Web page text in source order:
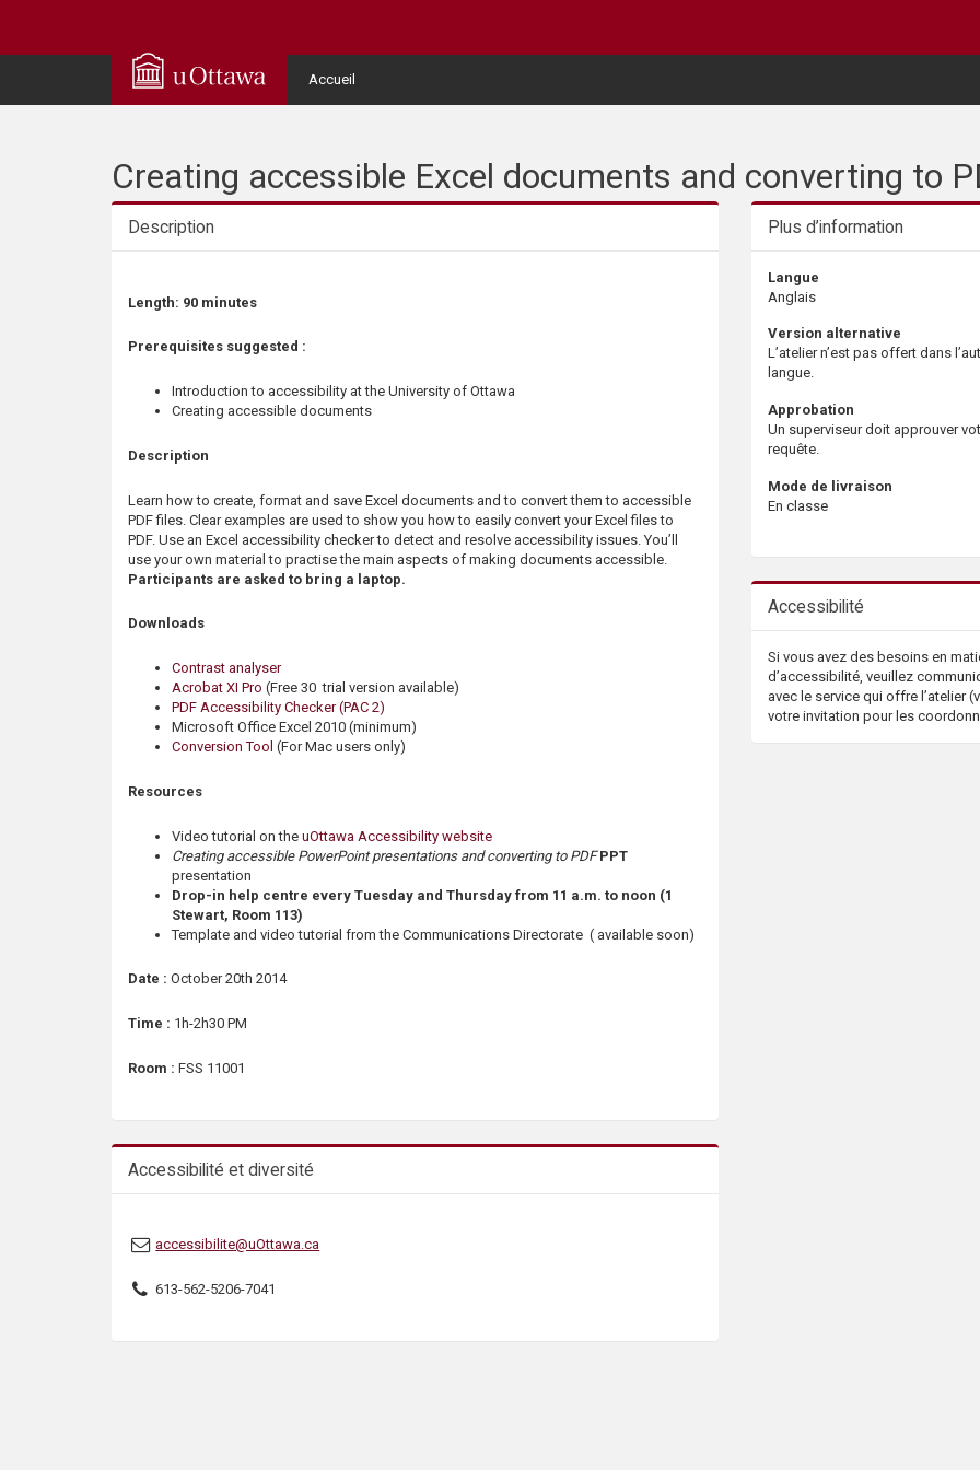
Accueil
User
Menu
Creating accessible Excel documents and converting to
Description
Length: 90 minutes
Prerequisites suggested :
Introduction to accessibility at the University of Ottawa
Creating accessible documents
Description
Learn how to create, format and save Excel documents and to convert them to accessible
PDF files. Clear examples are used to show you how to easily convert your Excel files to
PDF. Use an Excel accessibility checker to detect and resolve accessibility issues. You’ll
use your own material to practise the main aspects of making documents accessible.
Participants are asked to bring a laptop.
Downloads
Contrast analyser
Acrobat XI Pro (Free 30 trial version available)
PDF Accessibility Checker (PAC 2)
Microsoft Office Excel 2010 (minimum)
Conversion Tool (For Mac users only)
Resources
Video tutorial on the uOttawa Accessibility website
Creating accessible PowerPoint presentations and converting to PDFPPT
presentation
Drop-in help centre every Tuesday and Thursday from 11 a.m. to noon (1
Stewart, Room 113)
Template and video tutorial from the Communications Directorate ( available soon)
Date : October 20th 2014
Time : 1h-2h30 PM
Room : FSS 11001
Accessibilité et diversité
accessibilite@uOttawa.ca
613-562-5206-7041
Plus d’information
Langue
Anglais
Version alternative
L’atelier n’est pas offert dans
langue.
Approbation
Un superviseur doit approuver
requête.
Mode de livraison
En classe
Accessibilité
Si vous avez des besoins en
d’accessibilité, veuillez
avec le service qui offre l’atelier
votre invitation pour les